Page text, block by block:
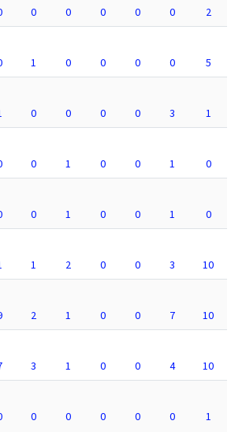
0 0 0 0 0
2
1 0 0 0 0
5
0 0 0 0 3
1
0 1 0 0 1
0
0 1 0 0 1
0
1 2 0 0 3
10
2 1 0 0 7
10
3 1 0 0 4
10
0 0 0 0 0
1